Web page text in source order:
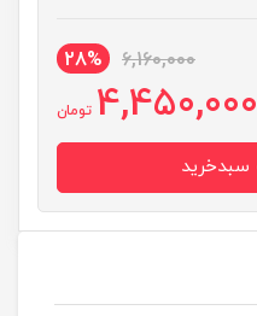
6,160,000
28%
4,450,000 تومان